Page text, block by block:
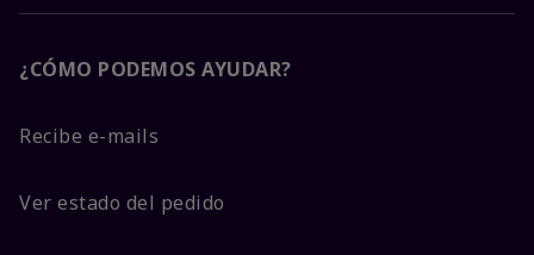
¿CÓMO PODEMOS AYUDAR?
Recibe e-mails
Ver estado del pedido